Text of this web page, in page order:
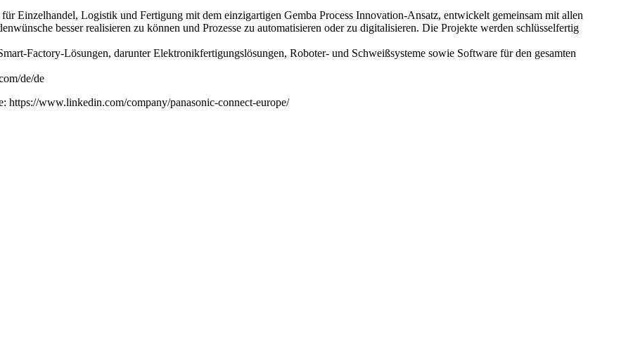
Einzelhandel, Logistik und Fertigung mit dem einzigartigen Gemba Process Innovation-Ansatz, entwickelt gemeinsam mit allen
besser realisieren zu können und Prozesse zu automatisieren oder zu digitalisieren. Die Projekte werden schlüsselfertig
Factory-Lösungen, darunter Elektronikfertigungslösungen, Roboter- und Schweißsysteme sowie Software für den gesamten
de/de
https://www.linkedin.com/company/panasonic-connect-europe/